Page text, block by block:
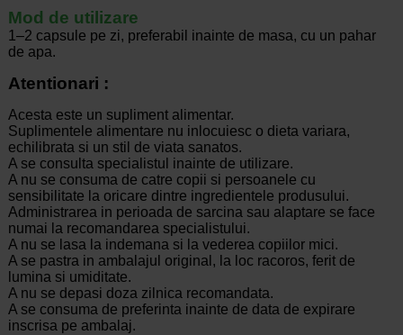
Mod de utilizare
1–2 capsule pe zi, preferabil inainte de masa, cu un pahar
de apa.
Atentionari :
Acesta este un supliment alimentar.
Suplimentele alimentare nu inlocuiesc o dieta variara,
echilibrata si un stil de viata sanatos.
A se consulta specialistul inainte de utilizare.
A nu se consuma de catre copii si persoanele cu
sensibilitate la oricare dintre ingredientele produsului.
Administrarea in perioada de sarcina sau alaptare se face
numai la recomandarea specialistului.
A nu se lasa la indemana si la vederea copiilor mici.
A se pastra in ambalajul original, la loc racoros, ferit de
lumina si umiditate.
A nu se depasi doza zilnica recomandata.
A se consuma de preferinta inainte de data de expirare
inscrisa pe ambalaj.